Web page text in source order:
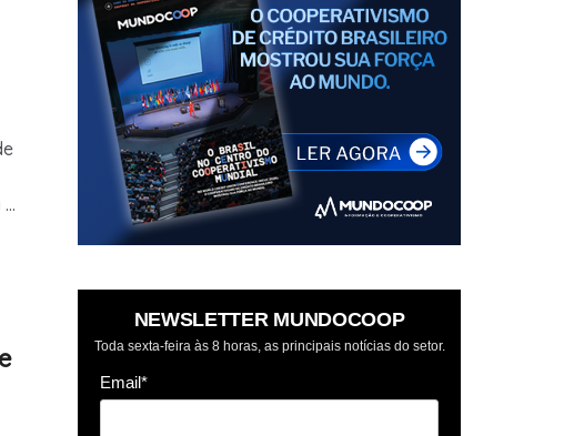
NEWSLETTER MUNDOCOOP
Toda sexta-feira às 8 horas, as principais notícias do setor.
Email*